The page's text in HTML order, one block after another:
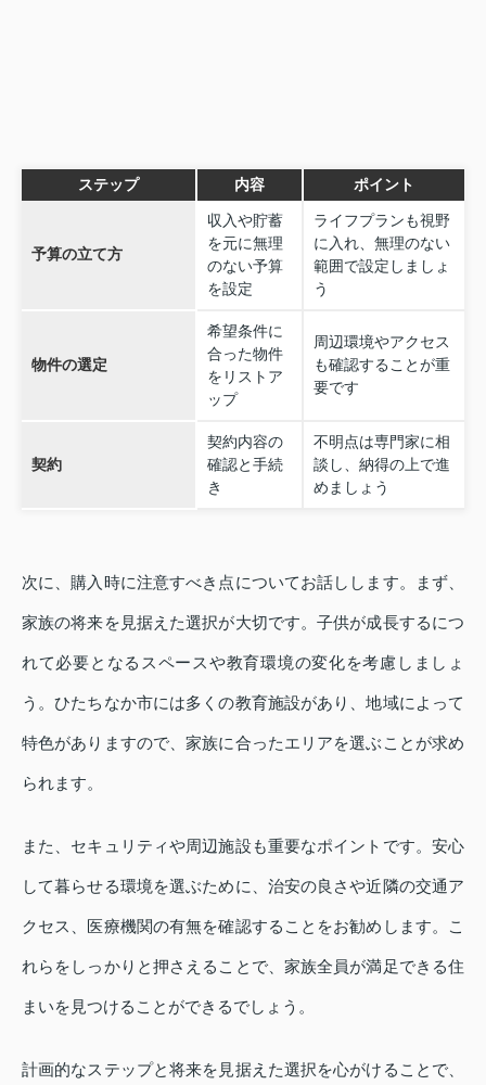
ステップ 内容 ポイント
予算の立て方
収入や貯蓄
を元に無理
のない予算
を設定
ライフプランも視野
に入れ、無理のない
範囲で設定しましょ
う
物件の選定
希望条件に
合った物件
をリストア
ップ
周辺環境やアクセス
も確認することが重
要です
契約
契約内容の
確認と手続
き
不明点は専門家に相
談し、納得の上で進
めましょう
次に、購入時に注意すべき点についてお話しします。まず、
家族の将来を見据えた選択が大切です。子供が成長するにつ
れて必要となるスペースや教育環境の変化を考慮しましょ
う。ひたちなか市には多くの教育施設があり、地域によって
特色がありますので、家族に合ったエリアを選ぶことが求め
られます。
また、セキュリティや周辺施設も重要なポイントです。安心
して暮らせる環境を選ぶために、治安の良さや近隣の交通ア
クセス、医療機関の有無を確認することをお勧めします。こ
れらをしっかりと押さえることで、家族全員が満足できる住
まいを見つけることができるでしょう。
計画的なステップと将来を見据えた選択を心がけることで、